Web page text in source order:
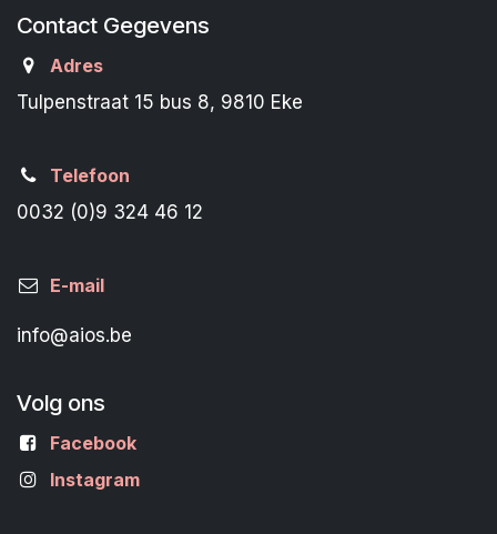
Contact Gegevens
Adres
Tulpenstraat 15 bus 8, 9810 Eke
Telefoon
0032 (0)9 324 46 12
E-mail
info@aios.be
Volg ons
Facebook
Instagram